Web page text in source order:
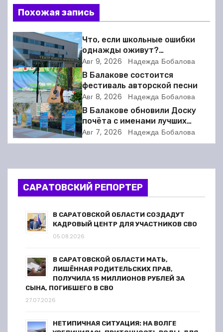
и
г
а
ц
и
я
п
з
а
Похожая запись
Что, если школьные ошибки
однажды оживут?
Балаковский ТЮЗ готовит
премьеру
Авг 9, 2026 Надежда Бобалова
В Балакове состоится
фестиваль авторской песни
Авг 8, 2026 Надежда Бобалова
В Балакове обновили Доску
почёта с именами лучших
спортсменов. Фото
Авг 7, 2026 Надежда Бобалова
САРАТОВСКИЙ РЕПОРТЕР
В САРАТОВСКОЙ ОБЛАСТИ СОЗДАДУТ
КАДРОВЫЙ ЦЕНТР ДЛЯ УЧАСТНИКОВ СВО
05.08.2026
В САРАТОВСКОЙ ОБЛАСТИ МАТЬ,
ЛИШЁННАЯ РОДИТЕЛЬСКИХ ПРАВ,
ПОЛУЧИЛА 15 МИЛЛИОНОВ РУБЛЕЙ ЗА
СЫНА, ПОГИБШЕГО В СВО
27.07.2026
НЕТИПИЧНАЯ СИТУАЦИЯ: НА ВОЛГЕ